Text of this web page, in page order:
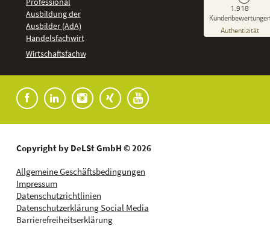
Ausbildung der
Ausbilder (AdA)
Handelsfachwirt
Wirtschaftsfachwirt
1.918
Kundenbewertungen
Authentizität
92
%
Empfehlungen auf
ProvenExpert.com
anderen Quellen
Copyright by DeLSt GmbH © 2026
Allgemeine Geschäftsbedingungen
Impressum
Datenschutzrichtlinien
Datenschutzerklärung Social Media
Barrierefreiheitserklärung